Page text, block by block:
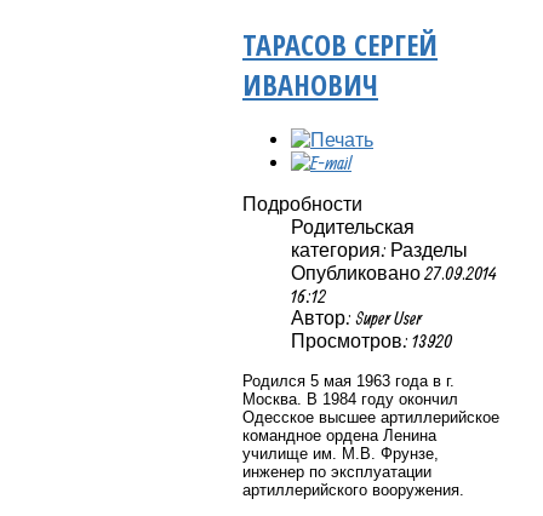
ТАРАСОВ СЕРГЕЙ
ИВАНОВИЧ
Подробности
Родительская
категория: Разделы
Опубликовано 27.09.2014
16:12
Автор: Super User
Просмотров: 13920
Родился 5 мая 1963 года в г.
Москва. В 1984 году окончил
Одесское высшее артиллерийское
командное ордена Ленина
училище им. М.В. Фрунзе,
инженер по эксплуатации
артиллерийского вооружения.